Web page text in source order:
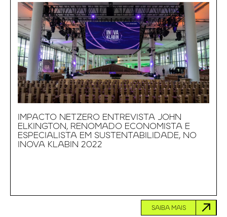
IMPACTO NETZERO ENTREVISTA JOHN
ELKINGTON, RENOMADO ECONOMISTA E
ESPECIALISTA EM SUSTENTABILIDADE, NO
INOVA KLABIN 2022
SAIBA MAIS